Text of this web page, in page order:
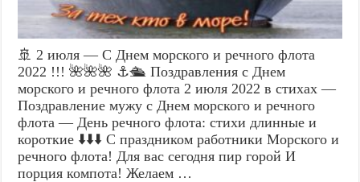
🚢 2 июля — С Днем морского и речного флота
2022 !!! 🌺🌺🌺 ⚓🛳️ Поздравления с Днем
морского и речного флота 2 июля 2022 в стихах —
Поздравление мужу с Днем морского и речного
флота — День речного флота: стихи длинные и
короткие ⬇️⬇️⬇️ С праздником работники Морского и
речного флота! Для вас сегодня пир горой И
порция компота! Желаем …